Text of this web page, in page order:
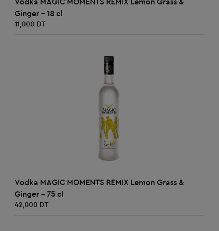
Ginger - 18 cl
11,000 DT
AJOUTER AU PANIER
Vodka MAGIC MOMENTS REMIX Lemon Grass &
Ginger - 75 cl
42,000 DT